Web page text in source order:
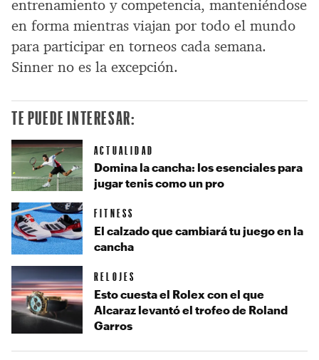
entrenamiento y competencia, manteniéndose
en forma mientras viajan por todo el mundo
para participar en torneos cada semana.
Sinner no es la excepción.
TE PUEDE INTERESAR:
ACTUALIDAD
Domina la cancha: los esenciales para
jugar tenis como un pro
FITNESS
El calzado que cambiará tu juego en la
cancha
RELOJES
Esto cuesta el Rolex con el que
Alcaraz levantó el trofeo de Roland
Garros